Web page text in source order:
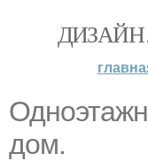
ДИЗАЙН
дом.